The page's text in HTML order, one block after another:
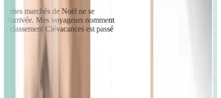
mes marchés de Noël ne se
d'arrivée. Mes voyageurs nomment
classement Clévacances est passé